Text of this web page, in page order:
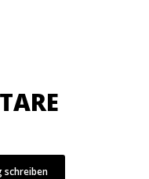
schreiben